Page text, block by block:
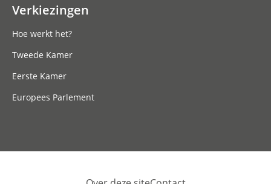
Verkiezingen
Hoe werkt het?
Tweede Kamer
Eerste Kamer
Europees Parlement